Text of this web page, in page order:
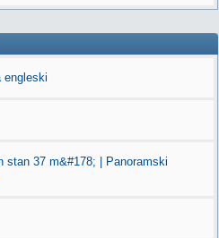
engleski
stan 37 m&#178; | Panoramski